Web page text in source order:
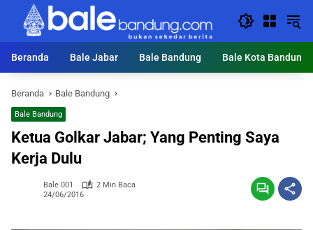
Langsung
konten
Beranda
Bale Jabar Bale Bandung Bale Kota Bandung
Beranda Bale Bandung
Bale Bandung
Ketua Golkar Jabar; Yang Penting Saya
Kerja Dulu
Bale 001
2 Min Baca
24/06/2016